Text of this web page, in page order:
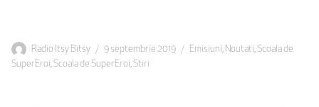
Autor
Radio Itsy Bitsy
Publicat
pe
9 septembrie 2019 Categorii
Emisiuni, Noutati,Scoala de
SuperEroi,Scoala de SuperEroi,Stiri